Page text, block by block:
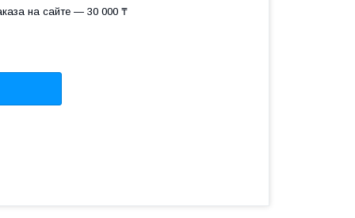
на сайте — 30 000 ₸